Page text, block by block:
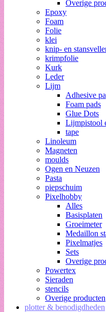
Overige
Epoxy
Foam
Folie
klei
knip- en
krimpfolie
Kurk
Leder
Lijm
Adhesive
Foam pads
Glue Dots
Lijmpistool
tape
Linoleum
Magneten
moulds
Ogen en Neuzen
Pasta
piepschuim
Pixelhobby
Alles
Basisplaten
Groeimeter
Medaillon
Pixelmatjes
Sets
Overige
Powertex
Sieraden
stencils
Overige producten
plotter & benodigdheden